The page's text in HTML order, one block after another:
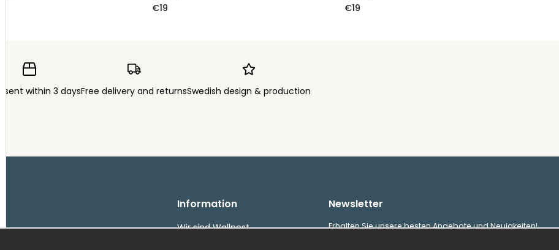
€19
€19
sent within 3 daysFree delivery and returnsSwedish design & production
Information
Wir sind Wallnest
Newsletter
Erhalten Sie unsere besten Angebote und Neuigkeiten!